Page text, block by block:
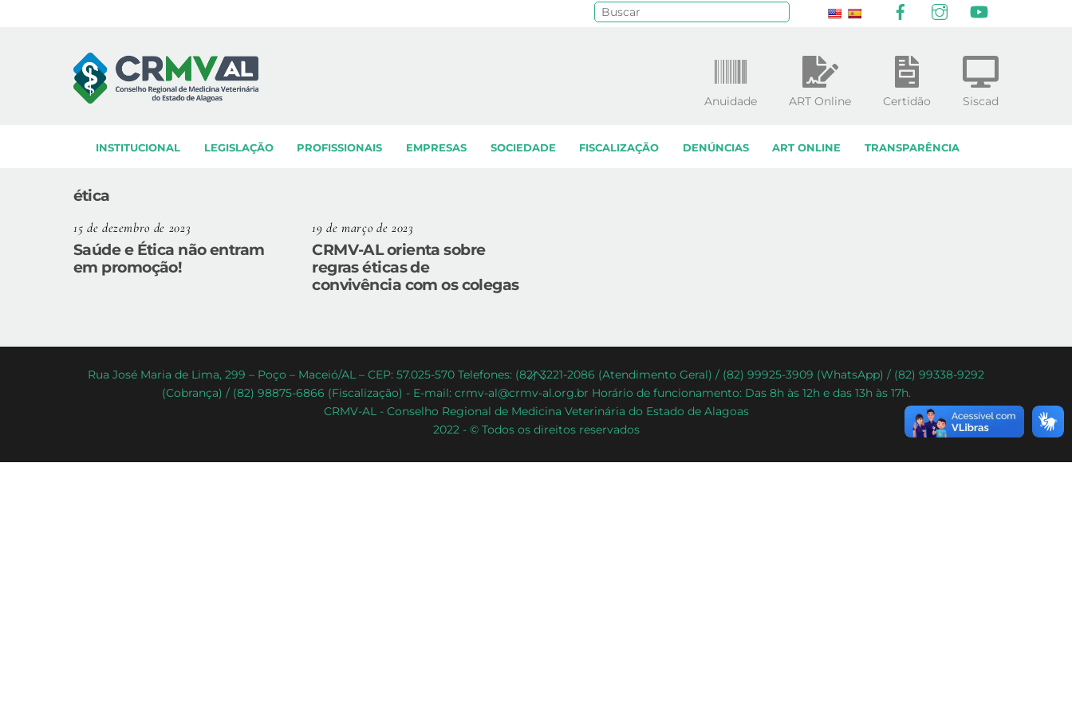
INSTITUCIONAL LEGISLAÇÃO PROFISSIONAIS EMPRESAS SOCIEDADE FISCALIZAÇÃO DENÚNCIAS ART ONLINE TRANSPARÊNCIA
Anuidade ART Online Certidão Siscad
ética
15 de dezembro de 2023
Saúde e Ética não entram
em promoção!
19 de março de 2023
CRMV-AL orienta sobre
regras éticas de
convivência com os colegas
Back
To
Top
Rua José Maria de Lima, 299 – Poço – Maceió/AL – CEP: 57.025-570 Telefones: (82) 3221-2086 (Atendimento Geral) / (82) 99925-3909 (WhatsApp) / (82) 99338-9292
(Cobrança) / (82) 98875-6866 (Fiscalização) - E-mail: crmv-al@crmv-al.org.br Horário de funcionamento: Das 8h às 12h e das 13h às 17h.
CRMV-AL - Conselho Regional de Medicina Veterinária do Estado de Alagoas
2022 - © Todos os direitos reservados